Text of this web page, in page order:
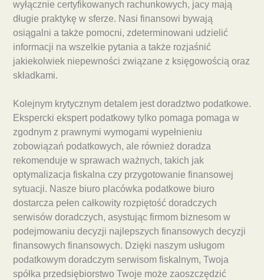
wyłącznie certyfikowanych rachunkowych, jacy mają
długie praktykę w sferze. Nasi finansowi bywają
osiągalni a także pomocni, zdeterminowani udzielić
informacji na wszelkie pytania a także rozjaśnić
jakiekolwiek niepewności związane z księgowością oraz
składkami.
Kolejnym krytycznym detalem jest doradztwo podatkowe.
Ekspercki ekspert podatkowy tylko pomaga pomaga w
zgodnym z prawnymi wymogami wypełnieniu
zobowiązań podatkowych, ale również doradza
rekomenduje w sprawach ważnych, takich jak
optymalizacja fiskalna czy przygotowanie finansowej
sytuacji. Nasze biuro placówka podatkowe biuro
dostarcza pełen całkowity rozpiętość doradczych
serwisów doradczych, asystując firmom biznesom w
podejmowaniu decyzji najlepszych finansowych decyzji
finansowych finansowych. Dzięki naszym usługom
podatkowym doradczym serwisom fiskalnym, Twoja
spółka przedsiębiorstwo Twoje może zaoszczędzić